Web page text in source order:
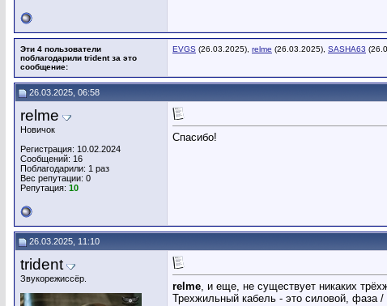
Эти 4 пользователи
поблагодарили trident за это
сообщение:
EVGS (26.03.2025), relme (26.03.2025), SASHA63
26.03.2025, 06:58
relme
Новичок
Регистрация: 10.02.2024
Сообщений: 16
Поблагодарили: 1 раз
Вес репутации: 0
Репутация: 10
Спасибо!
26.03.2025, 11:10
trident
Звукорежиссёр.
relme, и еще, не существует никаких
Трехжильный кабель - это силовой, фаза